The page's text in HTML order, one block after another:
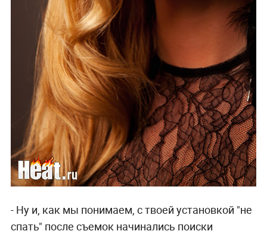
- Ну и, как мы понимаем, с твоей установкой "не
спать" после съемок начинались поиски